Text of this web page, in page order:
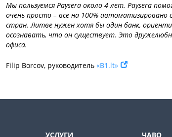
Мы пользуемся Paysera около 4 лет. Paysera
очень просто – все на 100%
стран. Литве нужен хотя бы один банк,
осознавать, что он существует. Это
офиса.
Filip Borcov, руководитель «B1.lt»
УСЛУГИ ЧАВО